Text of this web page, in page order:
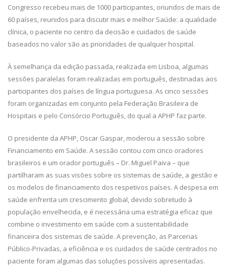
Congresso recebeu mais de 1000 participantes, oriundos de mais de
60 países, reunidos para discutir mais e melhor Saúde: a qualidade
clínica, o paciente no centro da decisão e cuidados de saúde
baseados no valor são as prioridades de qualquer hospital.
À semelhança da edição passada, realizada em Lisboa, algumas
sessões paralelas foram realizadas em português, destinadas aos
participantes dos países de língua portuguesa. As cinco sessões
foram organizadas em conjunto pela Federação Brasileira de
Hospitais e pelo Consórcio Português, do qual a APHP faz parte.
O presidente da APHP, Oscar Gaspar, moderou a sessão sobre
Financiamento em Saúde. A sessão contou com cinco oradores
brasileiros e um orador português – Dr. Miguel Paiva – que
partilharam as suas visões sobre os sistemas de saúde, a gestão e
os modelos de financiamento dos respetivos países. A despesa em
saúde enfrenta um crescimento global, devido sobretudo à
população envelhecida, e é necessária uma estratégia eficaz que
combine o investimento em saúde com a sustentabilidade
financeira dos sistemas de saúde. A prevenção, as Parcerias
Público-Privadas, a eficiência e os cuidados de saúde centrados no
paciente foram algumas das soluções possíveis apresentadas.